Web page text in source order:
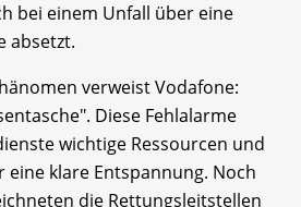
bei einem Unfall über eine
absetzt.
verweist Vodafone:
Diese Fehlalarme
wichtige Ressourcen und
eine klare Entspannung. Noch
die Rettungsleitstellen